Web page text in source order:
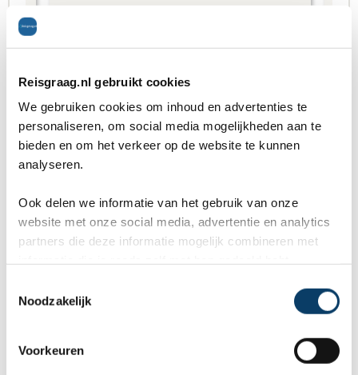
Reisgraag.nl gebruikt cookies
We gebruiken cookies om inhoud en advertenties te
personaliseren, om social media mogelijkheden aan te
bieden en om het verkeer op de website te kunnen
analyseren.
Ook delen we informatie van het gebruik van onze
website met onze social media, advertentie en analytics
partners die deze informatie mogelijk combineren met
Noodzakelijk
Voorkeuren
was geweldig! Wij hadden
contact met Chantal en zowel
vooraf als tijdens onze reis werd
We kregen steeds snel een
reactie op onze vragen e...
Vertel ons uw vakantie wensen. Onze
reisexperts maken gratis en vrijblijvend een
reisvoorstel op maat.
ANVR, SGR, Calamiteitenfonds